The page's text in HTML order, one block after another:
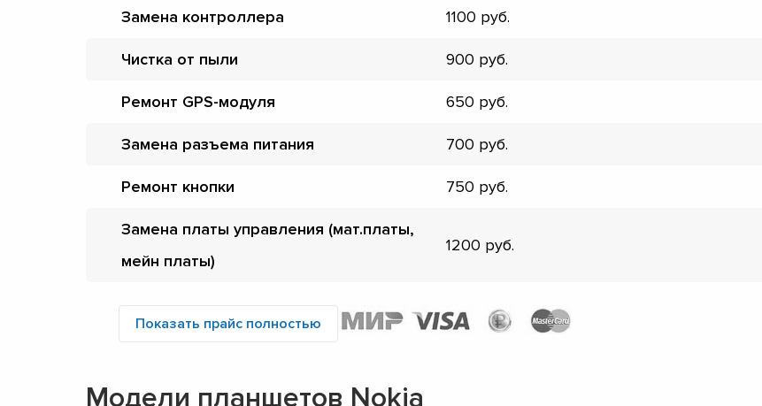
Замена контроллера 1100
Чистка от пыли 900
Ремонт GPS-модуля 650
Замена разъема питания 700
Ремонт кнопки 750
Замена платы управления (мат.платы,
мейн платы)
1200
Показать прайс полностью
Модели планшетов Nokia